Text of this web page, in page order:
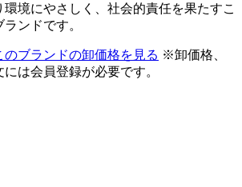
境にやさしく、社会的責任を果たすこ
ンドです。
ブランドの卸価格を見る ※卸価格、
は会員登録が必要です。